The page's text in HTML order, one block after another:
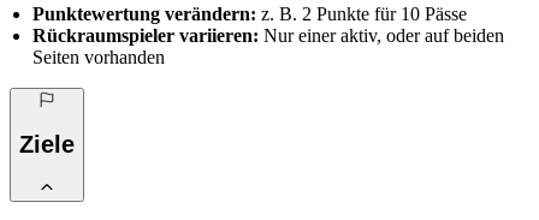
Punktewertung verändern:z. B. 2 Punkte für 10 Pässe
Rückraumspieler variieren:Nur einer aktiv, oder auf beiden
Seiten vorhanden
Ziele